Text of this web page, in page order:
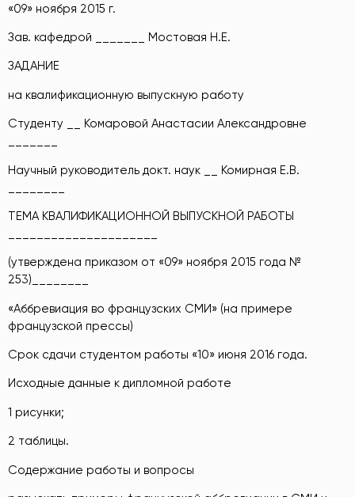
«09» ноября 2015 г.
Зав. кафедрой _______ Мостовая Н.Е.
ЗАДАНИЕ
на квалификационную выпускную работу
Студенту __ Комаровой Анастасии Александровне
Научный руководитель докт. наук __ Комирная Е.В.
ТЕМА КВАЛИФИКАЦИОННОЙ ВЫПУСКНОЙ РАБОТЫ
(утверждена приказом от «09» ноября 2015 года №
253)________
«Аббревиация во французских СМИ» (на примере
французской прессы)
Срок сдачи студентом работы «10» июня 2016 года.
Исходные данные к дипломной работе
1 рисунки;
2 таблицы.
Содержание работы и вопросы